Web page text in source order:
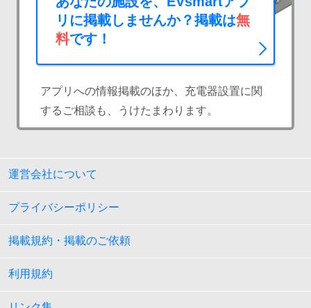
リに掲載しませんか？掲載は無
料です！
アプリへの情報掲載のほか、充電器設置に関
するご相談も、うけたまわります。
運営会社について
プライバシーポリシー
掲載規約・掲載のご依頼
利用規約